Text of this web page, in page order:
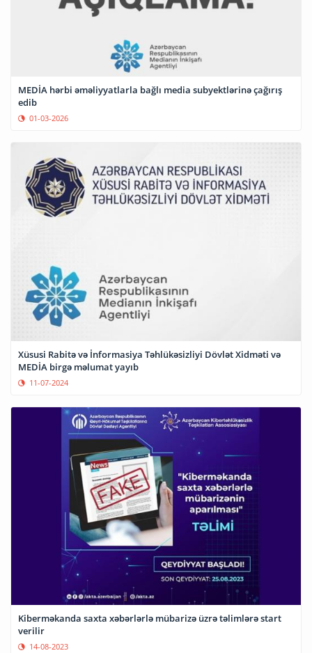
MEDİA hərbi əməliyyatlarla bağlı media subyektlərinə çağırış
edib
01-03-2026
Xüsusi Rabitə və İnformasiya Təhlükəsizliyi Dövlət Xidməti və
MEDİA birgə məlumat yayıb
11-07-2024
Kiberməkanda saxta xəbərlərlə mübarizə üzrə təlimlərə start
verilir
14-08-2023